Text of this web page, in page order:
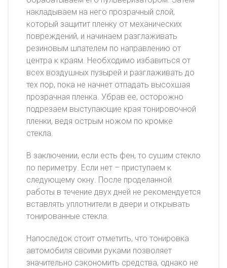
накладываем на него прозрачный слой,
который защитит пленку от механических
повреждений, и начинаем разглаживать
резиновым шпателем по направлению от
центра к краям. Необходимо избавиться от
всех воздушных пузырей и разглаживать до
тех пор, пока не начнет отпадать высохшая
прозрачная пленка. Убрав ее, осторожно
подрезаем выступающие края тонировочной
пленки, ведя острым ножом по кромке
стекла.
В заключении, если есть фен, то сушим стекло
по периметру. Если нет – приступаем к
следующему окну. После проделанной
работы в течение двух дней не рекомендуется
вставлять уплотнители в двери и открывать
тонированные стекла.
Напоследок стоит отметить, что тонировка
автомобиля своими руками позволяет
значительно сэкономить средства, однако не